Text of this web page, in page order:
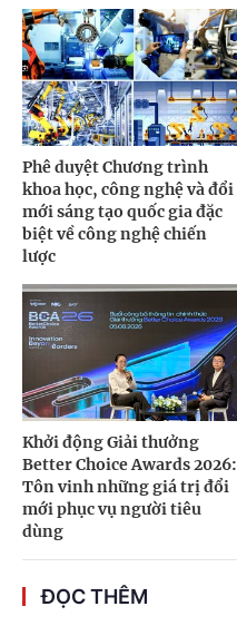
Phê duyệt Chương trình
khoa học, công nghệ và đổi
mới sáng tạo quốc gia đặc
biệt về công nghệ chiến
lược
Khởi động Giải thưởng
Better Choice Awards 2026:
Tôn vinh những giá trị đổi
mới phục vụ người tiêu
dùng
ĐỌC THÊM